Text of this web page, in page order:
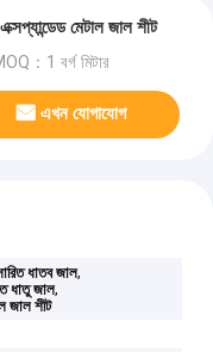
মেটাল জাল শীট
：1 বর্গ মিটার
এখন যোগাযোগ
ধাতব জাল,
ধাতু জাল,
জাল শীট